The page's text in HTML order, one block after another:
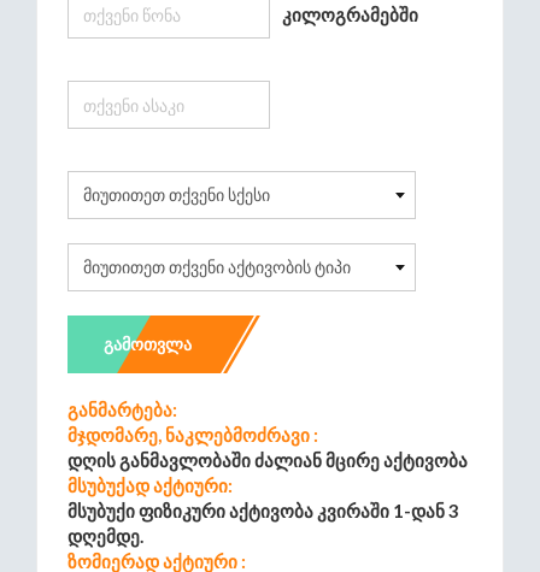
Კილოგრამებში
ᲒᲐᲛᲝᲗᲕᲚᲐ
Განმარტება:
Მჯდომარე, Ნაკლებმოძრავი :
Დღის Განმავლობაში Ძალიან Მცირე Აქტივობა
Მსუბუქად Აქტიური:
Მსუბუქი Ფიზიკური Აქტივობა Კვირაში 1-Დან 3
Დღემდე.
Ზომიერად Აქტიური :